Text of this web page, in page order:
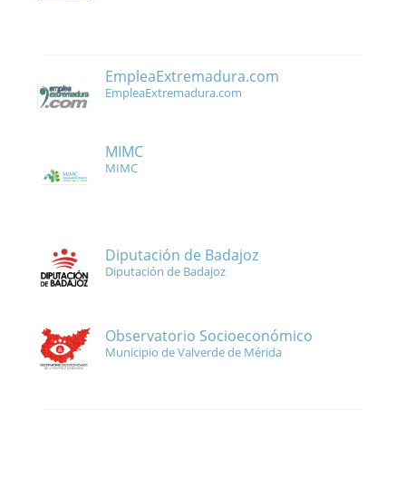
EmpleaExtremadura.com
EmpleaExtremadura.com
MIMC
MIMC
Diputación de Badajoz
Diputación de Badajoz
Observatorio Socioeconómico
Municipio de Valverde de Mérida